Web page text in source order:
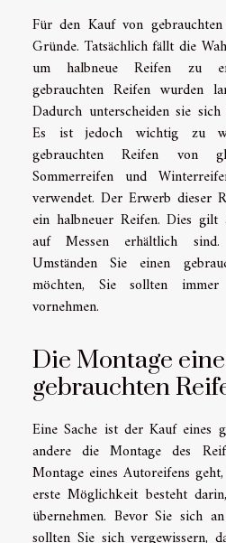
Für den Kauf von
Gründe. Tatsächlich fällt die
um halbneue Reifen zu
gebrauchten Reifen wurden
Dadurch unterscheiden sie
Es ist jedoch wichtig zu
gebrauchten Reifen von
Sommerreifen und
verwendet. Der Erwerb
ein halbneuer Reifen. Dies
auf Messen erhältlich
Umständen Sie einen
möchten, Sie sollten
vornehmen.
Die Montage
gebrauchten
Eine Sache ist der Kauf eines
andere die Montage des
Montage eines Autoreifens
erste Möglichkeit besteht
übernehmen. Bevor Sie sich